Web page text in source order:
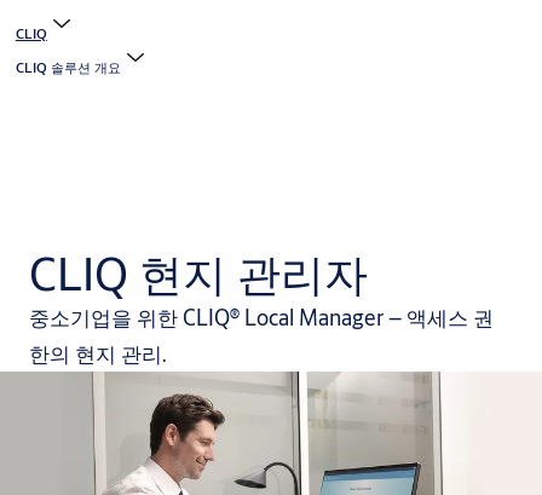
CLIQ
CLIQ 솔루션 개요
CLIQ 현지 관리자
중소기업을 위한 CLIQ® Local Manager – 액세스 권
한의 현지 관리.